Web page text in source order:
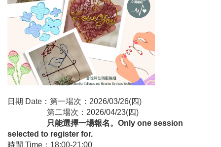
日期 Date：第一場次：2026/03/26(四)
第二場次：2026/04/23(四)
只能選擇一場報名。Only one session
selected to register for.
時間 Time：18:00-21:00